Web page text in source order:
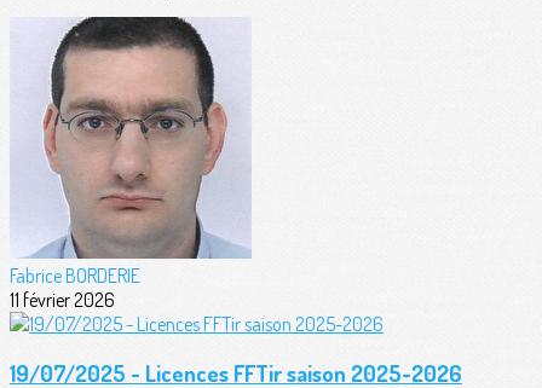
Fabrice BORDERIE
11 février 2026
19/07/2025 - Licences FFTir saison 2025-2026